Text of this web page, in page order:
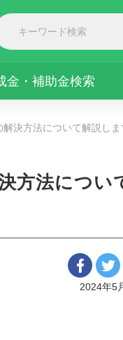
金・補助金検索
決方法について解説しま
方法につい
2024年5